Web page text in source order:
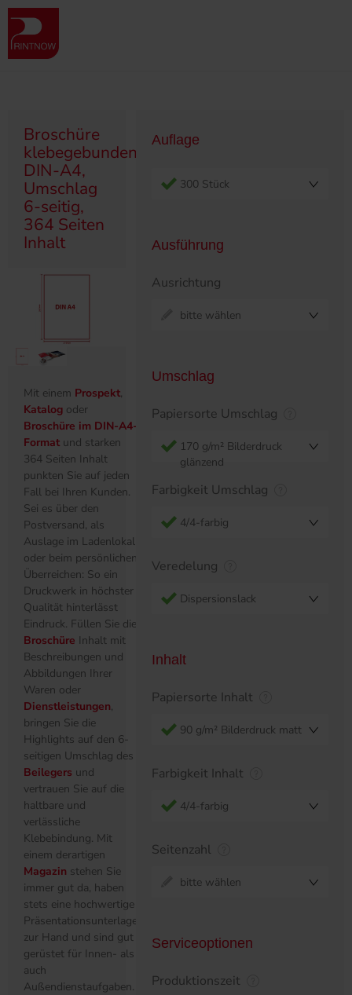
" >
Produktübersicht
Broschüre klebegebunden, DIN-A4, Umschlag 6-seitig, 364 Seiten
Inhalt
Broschüre
klebegebunden,
DIN-A4,
Umschlag
6-seitig,
364 Seiten
Inhalt
Mit einem Prospekt,
Katalog oder
Broschüre im DIN-A4-
Format und starken
364 Seiten Inhalt
punkten Sie auf jeden
Fall bei Ihren Kunden.
Sei es über den
Postversand, als
Auslage im Ladenlokal
oder beim persönlichen
Überreichen: So ein
Druckwerk in höchster
Qualität hinterlässt
Eindruck. Füllen Sie die
Broschüre Inhalt mit
Beschreibungen und
Abbildungen Ihrer
Waren oder
Dienstleistungen,
bringen Sie die
Highlights auf den 6-
seitigen Umschlag des
Beilegers und
vertrauen Sie auf die
haltbare und
verlässliche
Klebebindung. Mit
einem derartigen
Magazin stehen Sie
immer gut da, haben
stets eine hochwertige
Präsentationsunterlage
zur Hand und sind gut
gerüstet für Innen- als
auch
Außendienstaufgaben.
Auflage
300 Stück
Ausführung
Ausrichtung
bitte wählen
Umschlag
Papiersorte Umschlag
170 g/m² Bilderdruck
glänzend
Farbigkeit Umschlag
4/4-farbig
Veredelung
Dispersionslack
Inhalt
Papiersorte Inhalt
90 g/m² Bilderdruck matt
Farbigkeit Inhalt
4/4-farbig
Seitenzahl
bitte wählen
Serviceoptionen
Produktionszeit